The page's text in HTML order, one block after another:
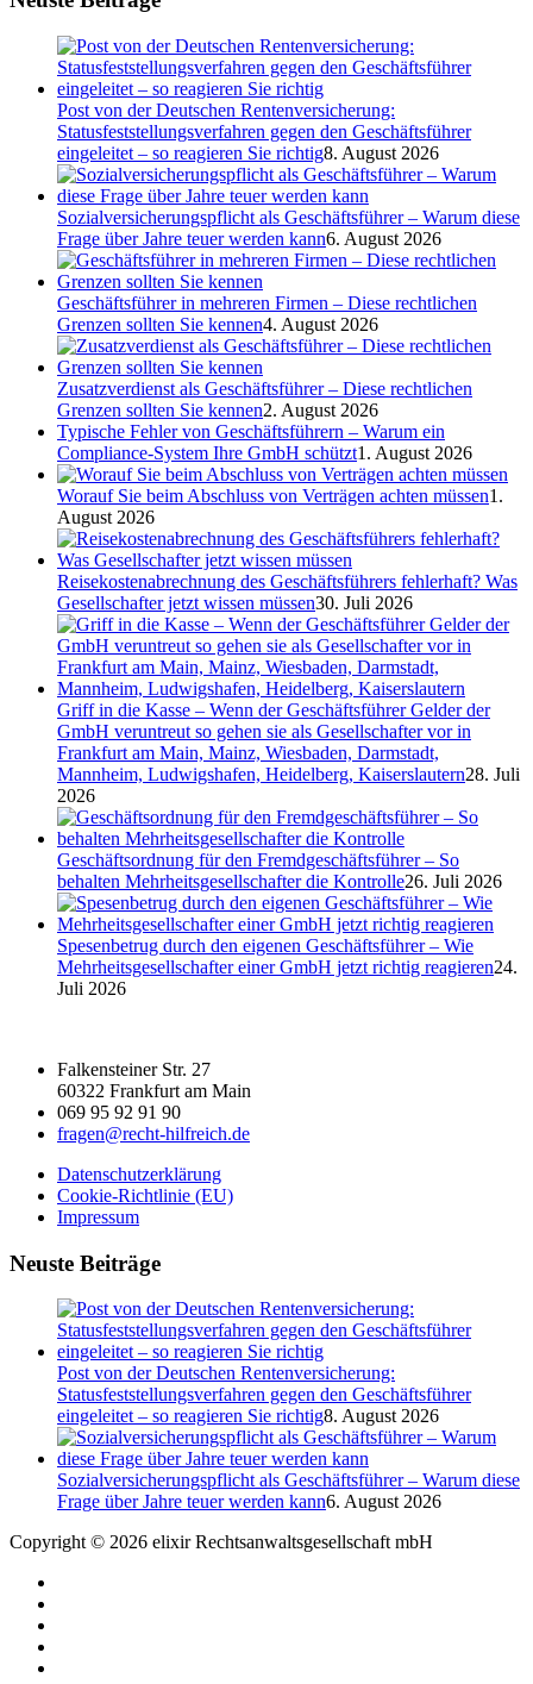
Post von der Deutschen Rentenversicherung:
Statusfeststellungsverfahren gegen den Geschäftsführer
eingeleitet – so reagieren Sie richtig8. August 2026
Sozialversicherungspflicht als Geschäftsführer – Warum diese
Frage über Jahre teuer werden kann6. August 2026
Geschäftsführer in mehreren Firmen – Diese rechtlichen
Grenzen sollten Sie kennen4. August 2026
Zusatzverdienst als Geschäftsführer – Diese rechtlichen
Grenzen sollten Sie kennen2. August 2026
Typische Fehler von Geschäftsführern – Warum ein
Compliance-System Ihre GmbH schützt1. August 2026
Worauf Sie beim Abschluss von Verträgen achten müssen1.
August 2026
Reisekostenabrechnung des Geschäftsführers fehlerhaft? Was
Gesellschafter jetzt wissen müssen30. Juli 2026
Griff in die Kasse – Wenn der Geschäftsführer Gelder der
GmbH veruntreut so gehen sie als Gesellschafter vor in
Frankfurt am Main, Mainz, Wiesbaden, Darmstadt,
Mannheim, Ludwigshafen, Heidelberg, Kaiserslautern28. Juli
2026
Geschäftsordnung für den Fremdgeschäftsführer – So
behalten Mehrheitsgesellschafter die Kontrolle26. Juli 2026
Spesenbetrug durch den eigenen Geschäftsführer – Wie
Mehrheitsgesellschafter einer GmbH jetzt richtig reagieren24.
Juli 2026
Falkensteiner Str. 27
60322 Frankfurt am Main
069 95 92 91 90
fragen@recht-hilfreich.de
Datenschutzerklärung
Cookie-Richtlinie (EU)
Impressum
Neuste Beiträge
Post von der Deutschen Rentenversicherung:
Statusfeststellungsverfahren gegen den Geschäftsführer
eingeleitet – so reagieren Sie richtig8. August 2026
Sozialversicherungspflicht als Geschäftsführer – Warum diese
Frage über Jahre teuer werden kann6. August 2026
Copyright © 2026 elixir Rechtsanwaltsgesellschaft mbH